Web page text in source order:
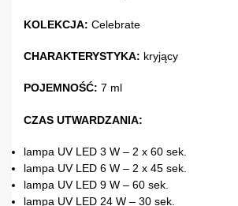
KOLEKCJA: Celebrate
CHARAKTERYSTYKA: kryjący
POJEMNOŚĆ: 7 ml
CZAS UTWARDZANIA:
lampa UV LED 3 W – 2 x 60 sek.
lampa UV LED 6 W – 2 x 45 sek.
lampa UV LED 9 W – 60 sek.
lampa UV LED 24 W – 30 sek.